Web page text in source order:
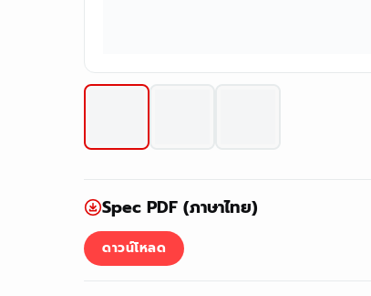
Spec PDF (ภาษาไทย)
ดาวน์โหลด